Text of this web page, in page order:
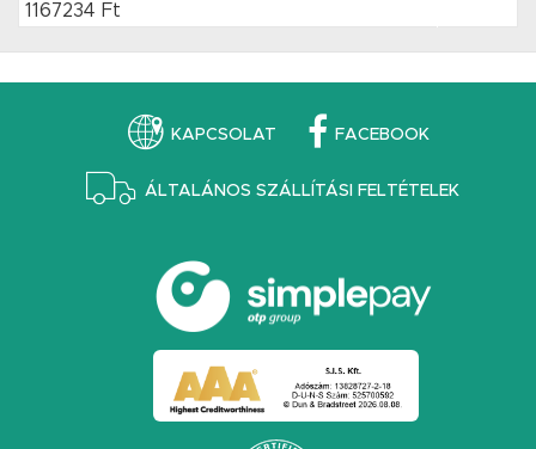
1167234 Ft
KAPCSOLAT FACEBOOK
ÁLTALÁNOS SZÁLLÍTÁSI FELTÉTELEK